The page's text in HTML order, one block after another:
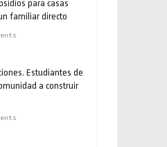
para casas
familiar directo
Estudiantes de
a construir